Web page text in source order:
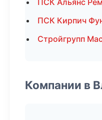
ПСК Альянс
ПСК Кирпич
Стройгрупп
Компании в